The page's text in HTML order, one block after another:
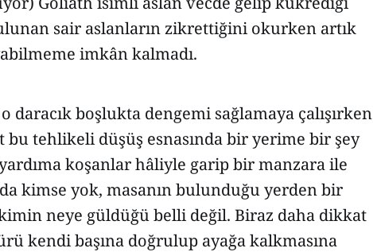
sair aslanların zikrettiğini okurken artık
imkân kalmadı.
daracık boşlukta dengemi sağlamaya çalışırken
bu tehlikeli düşüş esnasında bir yerime bir şey
koşanlar hâliyle garip bir manzara ile
kimse yok, masanın bulunduğu yerden bir
neye güldüğü belli değil. Biraz daha dikkat
kendi başına doğrulup ayağa kalkmasına